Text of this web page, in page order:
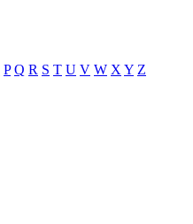
P Q R S T U V W X Y Z